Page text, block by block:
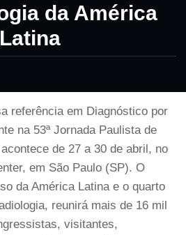
da América
Latina
referência em Diagnóstico por
na 53ª Jornada Paulista de
de 27 a 30 de abril, no
em São Paulo (SP). O
da América Latina e o quarto
reunirá mais de 16 mil
visitantes,